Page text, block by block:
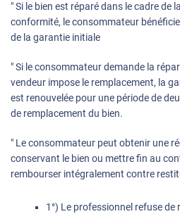
" Si le bien est réparé dans le cadre de
conformité, le consommateur
de la garantie initiale
" Si le consommateur demande la
vendeur impose le remplacement, la
est renouvelée pour une période de
de remplacement du bien.
" Le consommateur peut obtenir une
conservant le bien ou mettre fin au
rembourser intégralement contre
1°) Le professionnel refuse de